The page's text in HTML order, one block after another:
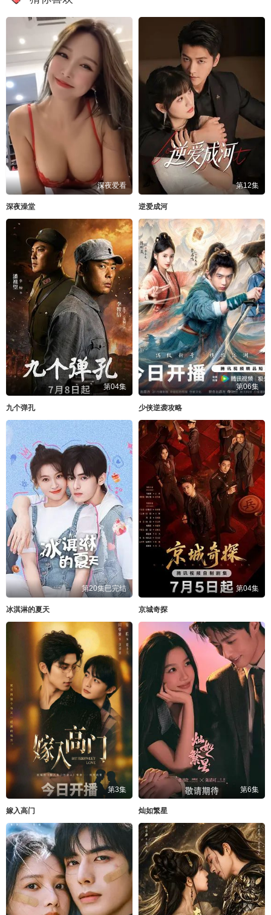
深夜爱看
深夜澡堂
第12集
逆爱成河
第04集
九个弹孔
第06集
少侠逆袭攻略
第20集已完结
冰淇淋的夏天
第04集
京城奇探
第3集
嫁入高门
第6集
灿如繁星